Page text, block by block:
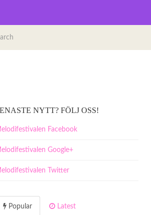
NYTT? FÖLJ OSS!
Facebook
Google+
Twitter
Popular Latest